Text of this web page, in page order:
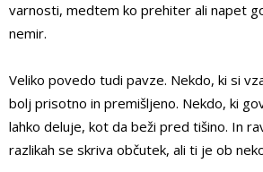
varnosti, medtem ko prehiter ali napet
nemir.
Veliko povedo tudi pavze. Nekdo, ki si
bolj prisotno in premišljeno. Nekdo, ki
lahko deluje, kot da beži pred tišino. In
razlikah se skriva občutek, ali ti je ob